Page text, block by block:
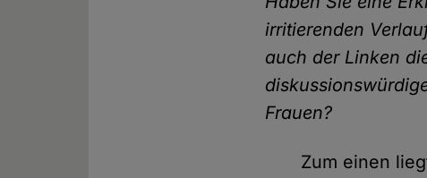
irritierenden
auch der Linken
Frauen?
Zum einen